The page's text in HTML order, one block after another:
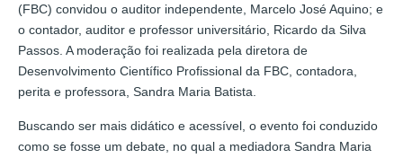
(FBC) convidou o auditor independente, Marcelo José Aquino; e
o contador, auditor e professor universitário, Ricardo da Silva
Passos. A moderação foi realizada pela diretora de
Desenvolvimento Científico Profissional da FBC, contadora,
perita e professora, Sandra Maria Batista.
Buscando ser mais didático e acessível, o evento foi conduzido
como se fosse um debate, no qual a mediadora Sandra Maria